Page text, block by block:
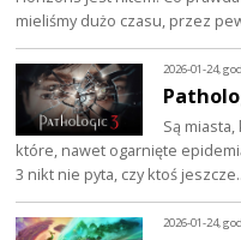
mieliśmy dużo czasu, przez
2026-01-24,
Są
które, nawet ogarnięte
3 nikt nie pyta, czy ktoś
2026-01-24,